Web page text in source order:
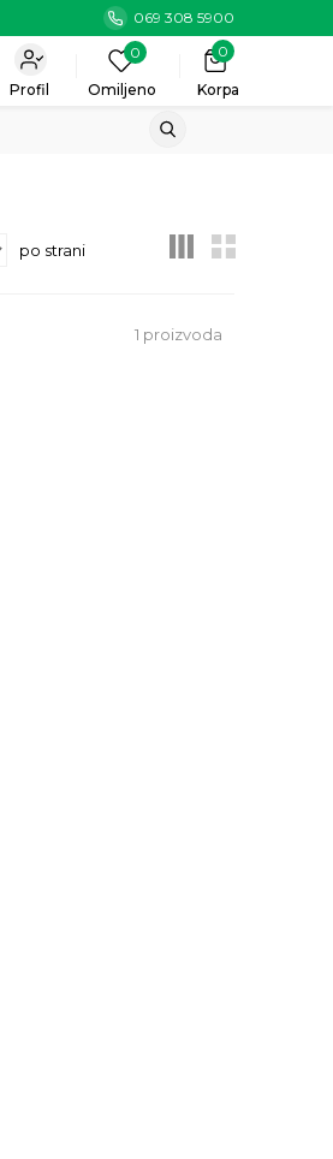
069 308 5900
Korpa
0
0
Omiljeno
Profil
po strani
1 proizvoda